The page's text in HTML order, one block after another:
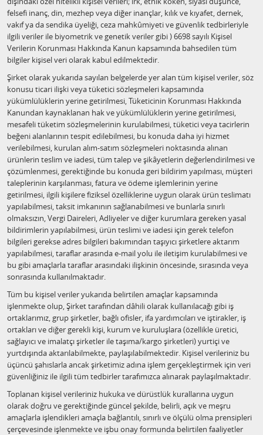
felsefi inanç, din, mezhep veya diğer inançlar, kılık ve kıyafet, dernek,
vakıf ya da sendika üyeliği, ceza mahkûmiyeti ve güvenlik tedbirleriyle
ilgili veriler ile biyometrik ve genetik veriler gibi ) 6698 sayılı Kişisel
Verilerin Korunması Hakkında Kanun kapsamında bahsedilen tüm
bilgiler kişisel veri olarak kabul edilmektedir.
Şirket olarak yukarıda sayılan belgelerde yer alan tüm kişisel veriler, söz
konusu ticari ilişki veya tüketici sözleşmeleri kapsamında
yükümlülüklerin yerine getirilmesi, Tüketicinin Korunması Hakkında
Kanundan kaynaklanan hak ve yükümlülüklerin yerine getirilmesi,
mesafeli tüketim sözleşmelerinin kurulabilmesi, tüketici veya tacirlerin
beğeni alanlarının tespit edilebilmesi, bu konuda daha iyi hizmet
verilebilmesi, kurulan alım-satım sözleşmeleri noktasında alınan
ürünlerin teslim ve iadesi, tüm talep ve şikâyetlerin değerlendirilmesi ve
çözümlenmesi, gerektiğinde bu konuda geri bildirim yapılması, müşteri
taleplerinin karşılanması, fatura ve ödeme işlemlerinin yerine
getirilmesi, ilgili kişilere fiziksel özelliklerine uygun olarak ürün teslimatı
yapılabilmesi, taksit imkanının sağlanabilmesi ve bunlarla sınırlı
olmaksızın, Vergi Daireleri, Adliyeler ve diğer kurumlara gereken yasal
bildirimlerin yapılabilmesi, ürün teslimi ve iadesi için gerek telefon
bilgileri gerekse adres bilgileri bakımından taşıyıcı şirketlere aktarım
yapılabilmesi, taraflar arasında e-mail yolu ile iletişim kurulabilmesi ve
bu gibi amaçlarla taraflar arasındaki ilişkinin öncesinde, sırasında veya
sonrasında kullanılmaktadır.
Tüm bu kişisel veriler yukarıda belirtilen amaçlar kapsamında
işlenmekte olup, Şirket tarafından dâhili olarak kullanılacağı gibi iş
ortaklarımız, grup şirketler, bağlı ofisler, ifa yardımcıları ve iştirakler, iş
ortakları ve diğer gerekli kişi, kurum ve kuruluşlara (özellikle üretici,
sağlayıcı ve imalatçı şirketler ile taşıma/kargo şirketleri) yurtiçi ve
yurtdışında aktarılabilmekte, paylaşılabilmektedir. Kişisel verileriniz bu
üçüncü şahıslarla ancak şirketimiz adına işlem gerçekleştirmek için veri
güvenliğiniz ile ilgili tüm tedbirler tarafımızca alınarak paylaşılmaktadır.
Toplanan kişisel verileriniz hukuka ve dürüstlük kurallarına uygun
olarak doğru ve gerektiğinde güncel şekilde, belirli, açık ve meşru
amaçlarla işlendikleri amaçla bağlantılı, sınırlı ve ölçülü olma prensipleri
çerçevesinde işlenmekte ve işbu onay formunda belirtilen faaliyetler